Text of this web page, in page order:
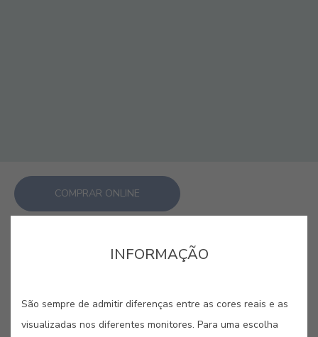
COMPRAR ONLINE
INFORMAÇÃO
São sempre de admitir diferenças entre as cores reais e as
visualizadas nos diferentes monitores. Para uma escolha